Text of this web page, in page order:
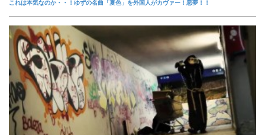
これは本気なのか・・！ゆずの名曲「夏色」を外国人がカヴァー！悪夢！！